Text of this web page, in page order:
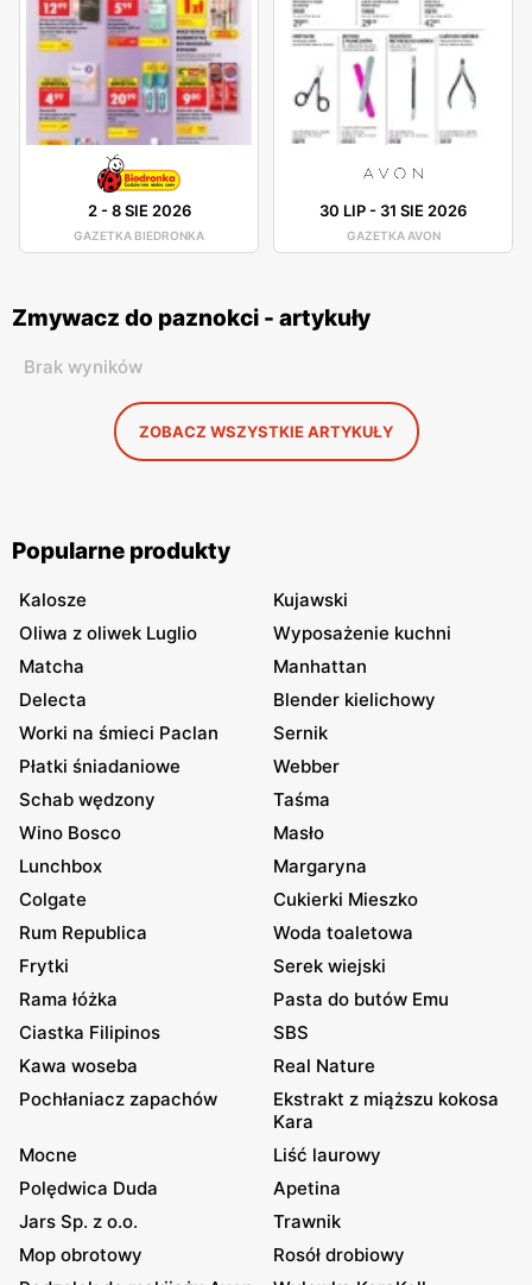
2-8 SIE 2026
GAZETKA BIEDRONKA
30 LIP- 31 SIE 2026
GAZETKA AVON
Zmywacz do paznokci - artykuły
Brak wyników
ZOBACZ WSZYSTKIE ARTYKUŁY
Popularne produkty
Kalosze
Kujawski
Oliwa z oliwek Luglio
Wyposażenie kuchni
Matcha
Manhattan
Delecta
Blender kielichowy
Worki na śmieci Paclan
Sernik
Płatki śniadaniowe
Webber
Schab wędzony
Taśma
Wino Bosco
Masło
Lunchbox
Margaryna
Colgate
Cukierki Mieszko
Rum Republica
Woda toaletowa
Frytki
Serek wiejski
Rama łóżka
Pasta do butów Emu
Ciastka Filipinos
SBS
Kawa woseba
Real Nature
Pochłaniacz zapachów
Ekstrakt z miąższu kokosa
Kara
Mocne
Liść laurowy
Polędwica Duda
Apetina
Jars Sp. z o.o.
Trawnik
Mop obrotowy
Rosół drobiowy